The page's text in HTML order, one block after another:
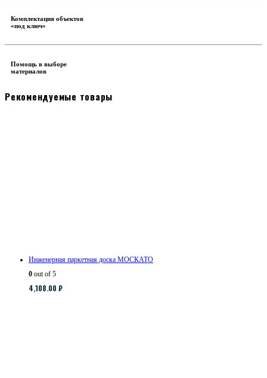
Комплектация объектов
«под ключ»
Помощь в выборе
материалов
Рекомендуемые товары
Инженерная паркетная доска МОСКАТО
0 out of 5
4,108.00 ₽